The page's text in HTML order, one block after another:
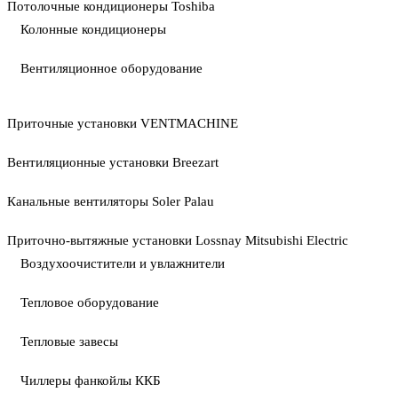
Потолочные кондиционеры Toshiba
Колонные кондиционеры
Вентиляционное оборудование
Приточные установки VENTMACHINE
Вентиляционные установки Breezart
Канальные вентиляторы Soler Palau
Приточно-вытяжные установки Lossnay Mitsubishi Electric
Воздухоочистители и увлажнители
Тепловое оборудование
Тепловые завесы
Чиллеры фанкойлы ККБ